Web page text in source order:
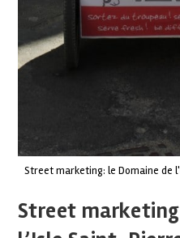
Street marketing: le Domaine de
Street